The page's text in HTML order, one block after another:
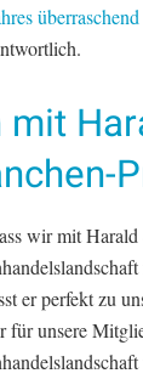
mit
wir mit
er perfekt zu
für unsere